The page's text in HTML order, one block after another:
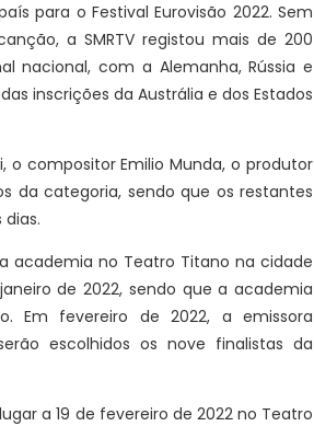
para o Festival Eurovisão 2022. Sem
a SMRTV registou mais de 200
nacional, com a Alemanha, Rússia e
inscrições da Austrália e dos Estados
o compositor Emilio Munda, o produtor
da categoria, sendo que os restantes
academia no Teatro Titano na cidade
de 2022, sendo que a academia
Em fevereiro de 2022, a emissora
escolhidos os nove finalistas da
a 19 de fevereiro de 2022 no Teatro